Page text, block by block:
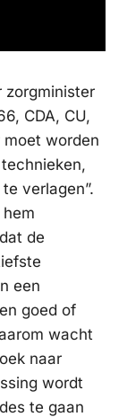
zorgminister
CDA, CU,
moet worden
verlagen”.
de
een
goed of
wacht
naar
wordt
te gaan